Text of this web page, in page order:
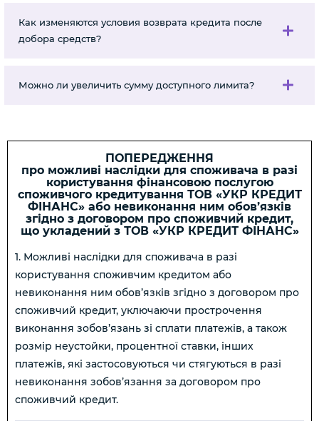
Как изменяются условия возврата кредита после
добора средств?
Можно ли увеличить сумму доступного лимита?
ПОПЕРЕДЖЕННЯ
про можливі наслідки для споживача в разі
користування фінансовою послугою
споживчого кредитування ТОВ «УКР КРЕДИТ
ФІНАНС» або невиконання ним обов’язків
згідно з договором про споживчий кредит,
що укладений з ТОВ «УКР КРЕДИТ ФІНАНС»
1. Можливі наслідки для споживача в разі
користування споживчим кредитом або
невиконання ним обов’язків згідно з договором про
споживчий кредит, уключаючи прострочення
виконання зобов’язань зі сплати платежів, а також
розмір неустойки, процентної ставки, інших
платежів, які застосовуються чи стягуються в разі
невиконання зобов’язання за договором про
споживчий кредит.